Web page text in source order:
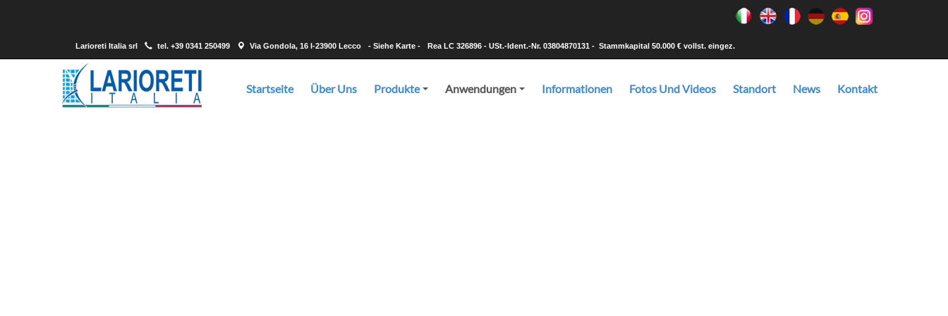
Larioreti Italia srl tel. +39 0341 250499 Via Gondola, 16 I-23900 Lecco - Siehe Karte - Rea LC 326896 - USt.-Ident.-Nr. 03804870131 - Stammkapital 50.000 € vollst. eingez.
Startseite
Über Uns
Produkte
Anwendungen Informationen Fotos Und Videos Standort News Kontakt